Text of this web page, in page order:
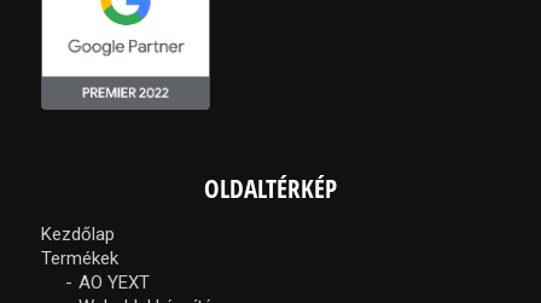
OLDALTÉRKÉP
Kezdőlap
Termékek
AO YEXT